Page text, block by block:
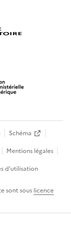
Schéma
Mentions légales
d’utilisation
sont sous licence